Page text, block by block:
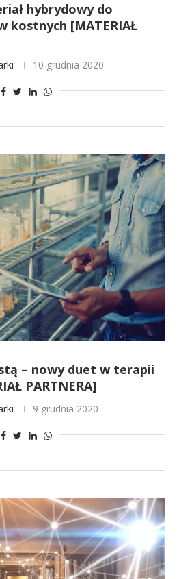
hybrydowy do
kostnych [MATERIAŁ
10 grudnia 2020
– nowy duet w terapii
PARTNERA]
9 grudnia 2020